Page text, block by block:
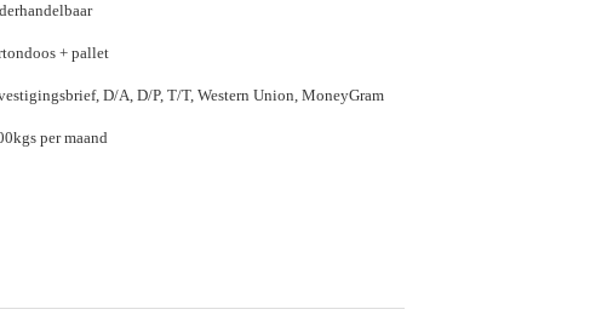
+ pallet
D/A, D/P, T/T, Western Union, MoneyGram
per maand